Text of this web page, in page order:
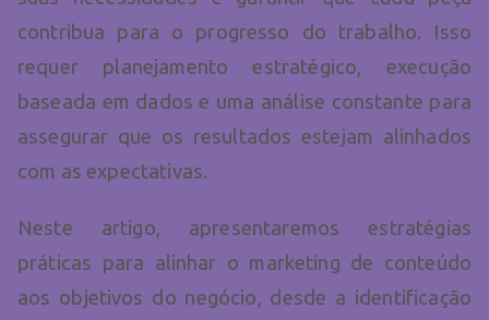
contribua para o progresso do trabalho. Isso
requer planejamento estratégico, execução
baseada em dados e uma análise constante para
assegurar que os resultados estejam alinhados
com as expectativas.
Neste artigo, apresentaremos estratégias
práticas para alinhar o marketing de conteúdo
aos objetivos do negócio, desde a identificação